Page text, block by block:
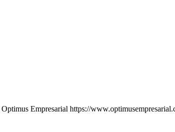
Optimus Empresarial https://